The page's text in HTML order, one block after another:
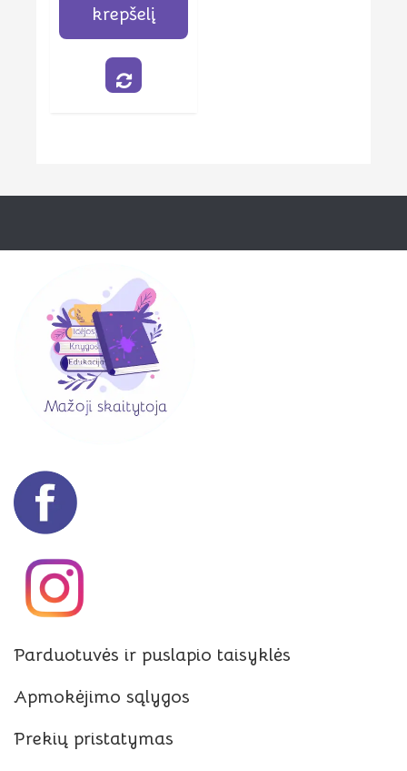
krepšelį
Parduotuvės ir puslapio taisyklės
Apmokėjimo sąlygos
Prekių pristatymas